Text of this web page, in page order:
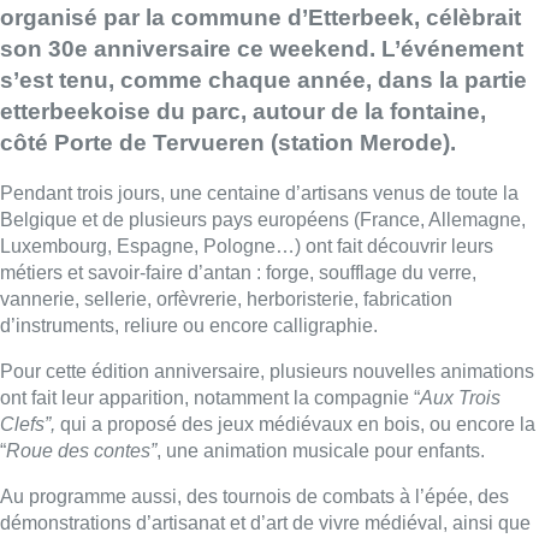
organisé par la commune d’Etterbeek, célèbrait
son 30e anniversaire ce weekend. L’événement
s’est tenu, comme chaque année, dans la partie
etterbeekoise du parc, autour de la fontaine,
côté Porte de Tervueren (station Merode).
Pendant trois jours, une centaine d’artisans venus de toute la
Belgique et de plusieurs pays européens (France, Allemagne,
Luxembourg, Espagne, Pologne…) ont fait découvrir leurs
métiers et savoir-faire d’antan : forge, soufflage du verre,
vannerie, sellerie, orfèvrerie, herboristerie, fabrication
d’instruments, reliure ou encore calligraphie.
Pour cette édition anniversaire, plusieurs nouvelles animations
ont fait leur apparition, notamment la compagnie “Aux Trois
Clefs”, qui a proposé des jeux médiévaux en bois, ou encore la
“Roue des contes”, une animation musicale pour enfants.
Au programme aussi, des tournois de combats à l’épée, des
démonstrations d’artisanat et d’art de vivre médiéval, ainsi que